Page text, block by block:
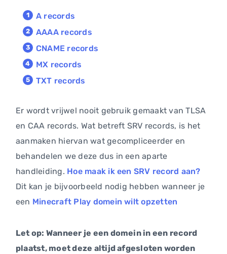
A records
AAAA records
CNAME records
MX records
TXT records
Er wordt vrijwel nooit gebruik gemaakt van TLSA
en CAA records. Wat betreft SRV records, is het
aanmaken hiervan wat gecompliceerder en
behandelen we deze dus in een aparte
handleiding. Hoe maak ik een SRV record aan?
Dit kan je bijvoorbeeld nodig hebben wanneer je
een Minecraft Play domein wilt opzetten
Let op: Wanneer je een domein in een record
plaatst, moet deze altijd afgesloten worden